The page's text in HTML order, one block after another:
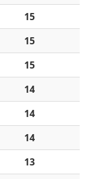
15
15
15
14
14
14
13